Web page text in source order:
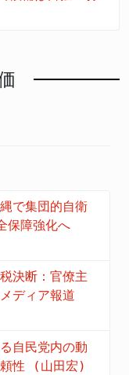
で集団的自衛
保障強化へ
決断：官僚主
ディア報道
自民党内の動
頼性 (山田宏)